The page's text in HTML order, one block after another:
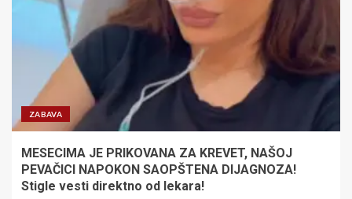
HOROR! UBIJEN KAPITEN
SLAVNOG KLUBA: Napadači ga
tukli kamenjem na ulici pa
opljačkali
5
Fudbaler ubio pešaka: Igrači Sao
Paula se ilegalno trkali?!
ZABAVA
MESECIMA JE PRIKOVANA ZA KREVET, NAŠOJ
PEVAČICI NAPOKON SAOPŠTENA DIJAGNOZA!
Stigle vesti direktno od lekara!